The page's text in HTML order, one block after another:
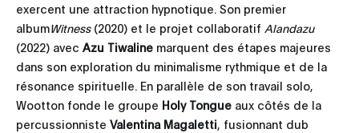
exercent une attraction hypnotique. Son premier
albumWitness(2020) et le projet collaboratif Alandazu
(2022) avec Azu Tiwaline marquent des étapes majeures
dans son exploration du minimalisme rythmique et de la
résonance spirituelle. En parallèle de son travail solo,
Wootton fonde le groupe Holy Tongue aux côtés de la
percussionniste Valentina Magaletti , fusionnant dub